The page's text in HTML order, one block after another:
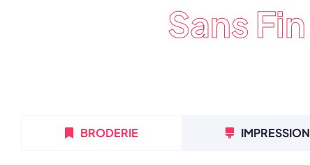
Sans Fin
BRODERIE IMPRESSION